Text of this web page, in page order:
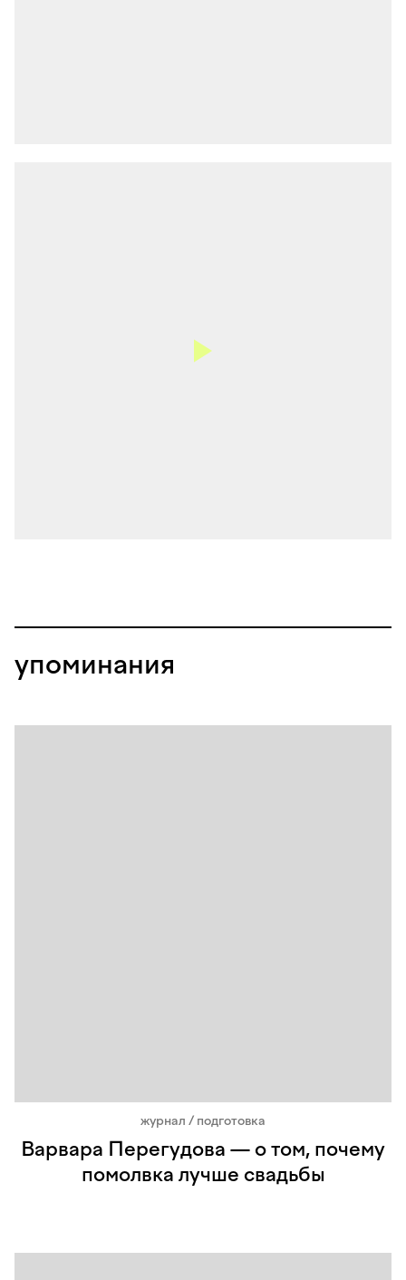
упоминания
журнал / подготовка
Варвара Перегудова — о том, почему
помолвка лучше свадьбы